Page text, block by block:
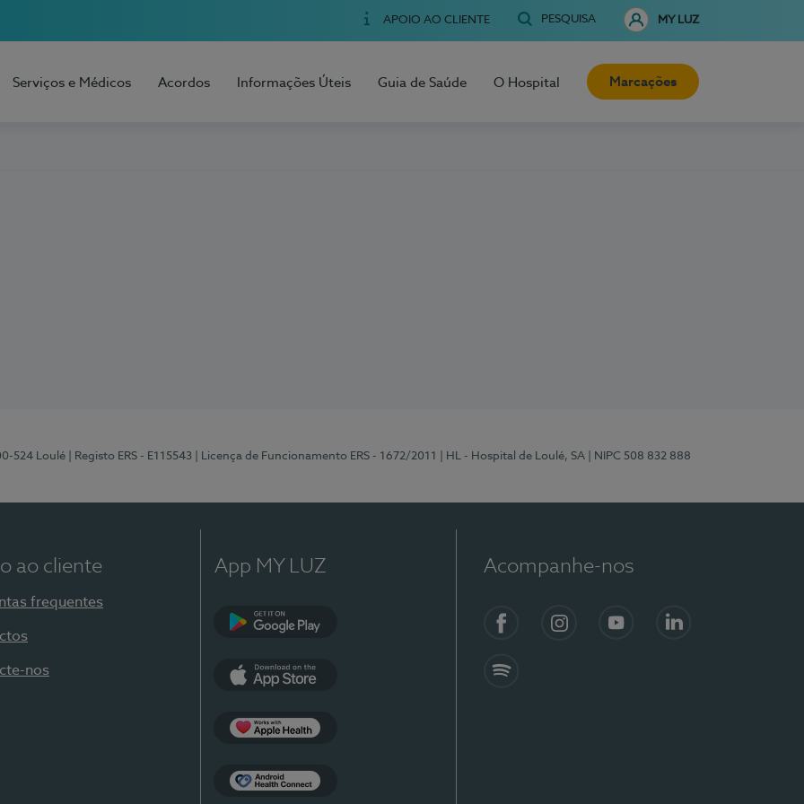
APOIO AO CLIENTE PESQUISA MY LUZ
Serviços e Médicos Acordos Informações Úteis Guia de Saúde O Hospital Marcações
524 Loulé | Registo ERS - E115543 | Licença de Funcionamento ERS - 1672/2011 | HL - Hospital de Loulé, SA | NIPC 508 832 888
ao cliente
frequentes
nos
App MY LUZ Acompanhe-nos